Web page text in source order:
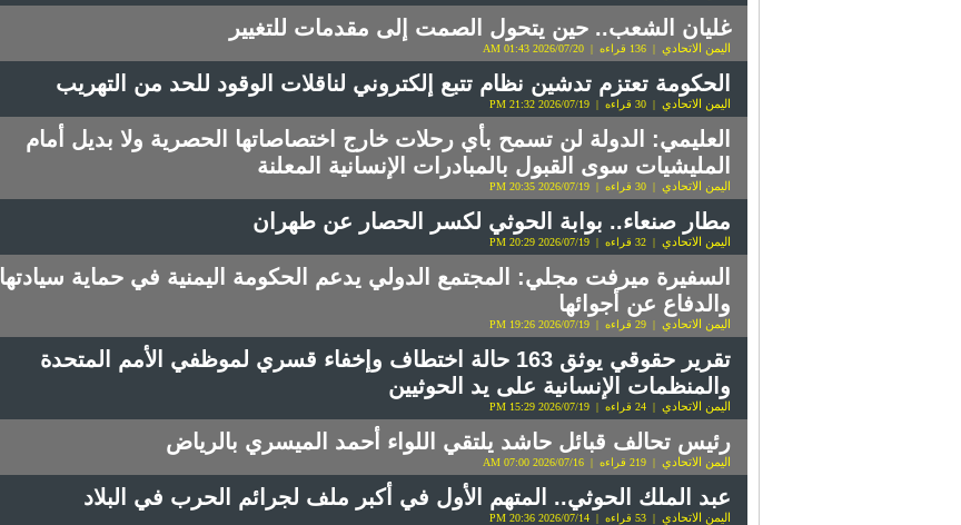
غليان الشعب.. حين يتحول الصمت إلى مقدمات للتغيير
اليمن الاتحادي | 136 قراءه | 2026/07/20 01:43 AM
الحكومة تعتزم تدشين نظام تتبع إلكتروني لناقلات الوقود للحد من التهريب
اليمن الاتحادي | 30 قراءه | 2026/07/19 21:32 PM
العليمي: الدولة لن تسمح بأي رحلات خارج اختصاصاتها الحصرية ولا بديل أمام
المليشيات سوى القبول بالمبادرات الإنسانية المعلنة
اليمن الاتحادي | 30 قراءه | 2026/07/19 20:35 PM
مطار صنعاء.. بوابة الحوثي لكسر الحصار عن طهران
اليمن الاتحادي | 32 قراءه | 2026/07/19 20:29 PM
السفيرة ميرفت مجلي: المجتمع الدولي يدعم الحكومة اليمنية في حماية سيادتها
والدفاع عن أجوائها
اليمن الاتحادي | 29 قراءه | 2026/07/19 19:26 PM
تقرير حقوقي يوثق 163 حالة اختطاف وإخفاء قسري لموظفي الأمم المتحدة
والمنظمات الإنسانية على يد الحوثيين
اليمن الاتحادي | 24 قراءه | 2026/07/19 15:29 PM
رئيس تحالف قبائل حاشد يلتقي اللواء أحمد الميسري بالرياض
اليمن الاتحادي | 219 قراءه | 2026/07/16 07:00 AM
عبد الملك الحوثي.. المتهم الأول في أكبر ملف لجرائم الحرب في البلاد
اليمن الاتحادي | 53 قراءه | 2026/07/14 20:36 PM